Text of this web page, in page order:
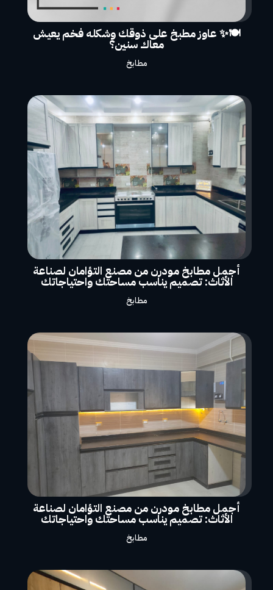
🍽️✨ عاوز مطبخ على ذوقك وشكله فخم يعيش
معاك سنين؟
مطابخ
أجمل مطابخ مودرن من مصنع التؤامان لصناعة
الأثاث: تصميم يناسب مساحتك واحتياجاتك
مطابخ
أجمل مطابخ مودرن من مصنع التؤامان لصناعة
الأثاث: تصميم يناسب مساحتك واحتياجاتك
مطابخ